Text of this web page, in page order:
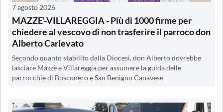
7 agosto 2026
MAZZE'-VILLAREGGIA - Più di 1000 firme per
chiedere al vescovo di non trasferire il parroco don
Alberto Carlevato
Secondo quanto stabilito dalla Diocesi, don Alberto dovrebbe
lasciare Mazzè e Villareggia per assumere la guida delle
parrocchie di Bosconero e San Benigno Canavese